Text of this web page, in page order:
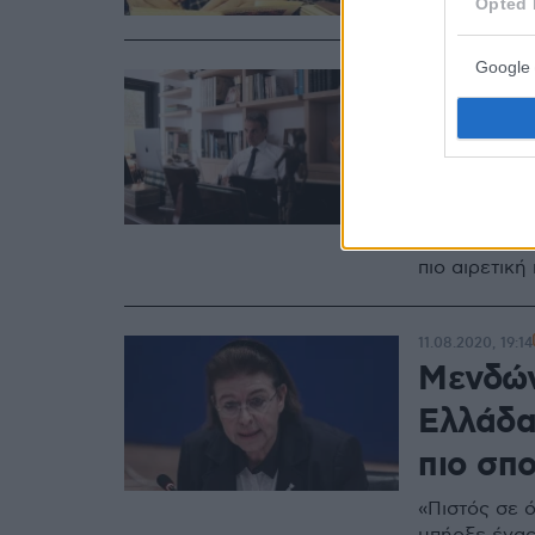
Google
Ο
πιο
11.08.2020, 21:30
πιο
«Πιστός σε
11.08.2020, 19:14